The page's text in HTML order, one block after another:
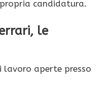
candidatura.
le
lavoro aperte presso